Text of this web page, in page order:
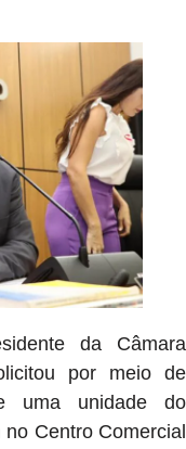
da Câmara
por meio de
uma unidade do
Centro Comercial